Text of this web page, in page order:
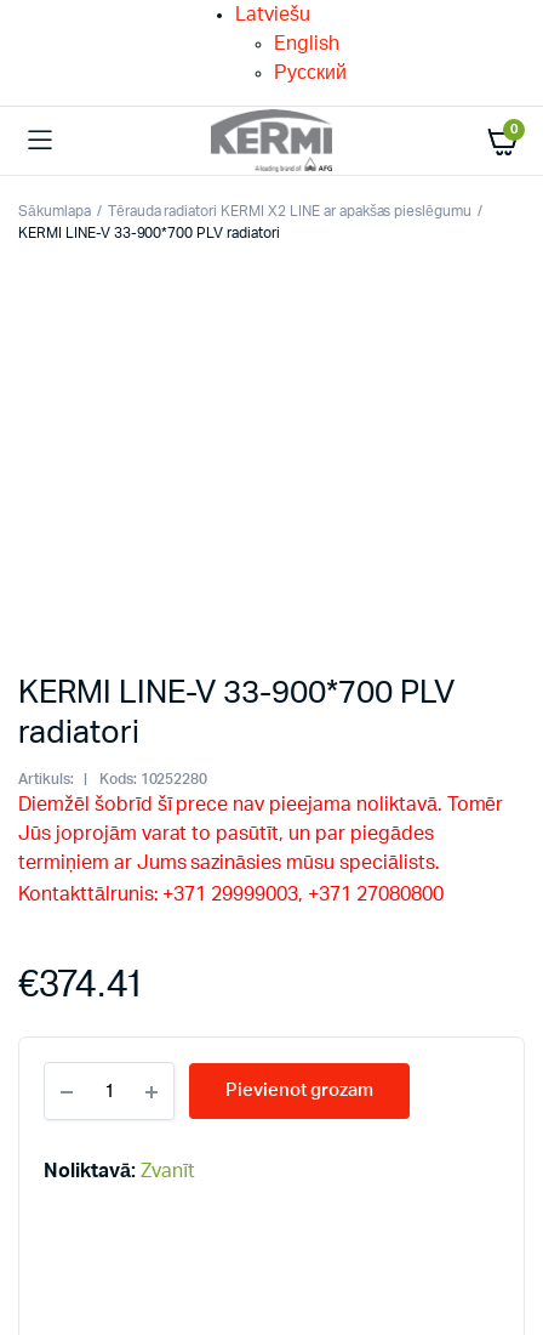
Latviešu
English
Русский
0
Sākumlapa
Tērauda radiatori KERMI X2 LINE ar apakšas pieslēgumu
KERMI LINE-V 33-900*700 PLV radiatori
KERMI LINE-V 33-900*700 PLV
radiatori
Artikuls: Kods: 10252280
Diemžēl šobrīd šī prece nav pieejama noliktavā. Tomēr
Jūs joprojām varat to pasūtīt, un par piegādes
termiņiem ar Jums sazināsies mūsu speciālists.
Kontakttālrunis: +371 29999003, +371 27080800
€374.41
LINE-
V
900*700
Pievienot grozam
Noliktavā: Zvanīt